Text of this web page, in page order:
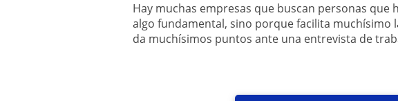
Hay muchas empresas que buscan personas que
algo fundamental, sino porque facilita muchísimo
da muchísimos puntos ante una entrevista de